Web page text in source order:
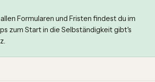
Formularen und Fristen findest du im
zum Start in die Selbständigkeit gibt's
.